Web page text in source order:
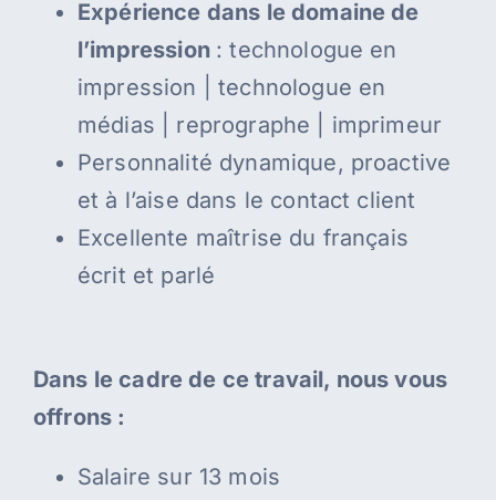
Expérience dans le domaine de
l’impression : technologue en
impression | technologue en
médias | reprographe | imprimeur
Personnalité dynamique, proactive
et à l’aise dans le contact client
Excellente maîtrise du français
écrit et parlé
Dans le cadre de ce travail, nous vous
offrons :
Salaire sur 13 mois